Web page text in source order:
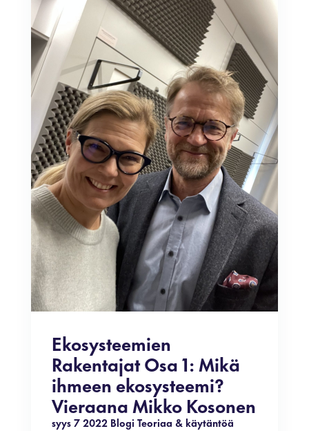
Ekosysteemien
Rakentajat Osa 1: Mikä
ihmeen ekosysteemi?
Vieraana Mikko Kosonen
syys 7 2022 Blogi Teoriaa & käytäntöä